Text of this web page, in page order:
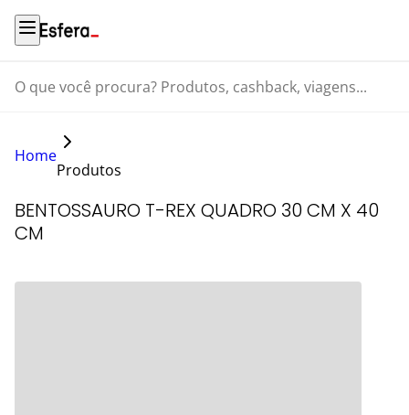
O que você procura? Produtos, cashback, viagens...
Home
Produtos
BENTOSSAURO T-REX QUADRO 30 CM X 40
CM